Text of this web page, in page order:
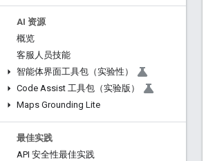
AI 资源
概览
客服人员技能
智能体界面工具包（实验性）
Code Assist 工具包（实验版）
Maps Grounding Lite
最佳实践
API 安全性最佳实践